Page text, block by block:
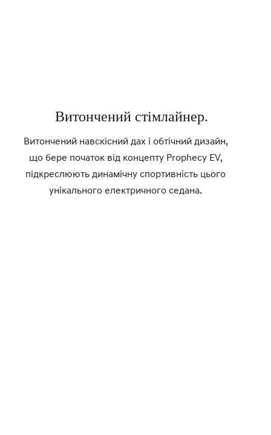
Витончений стімлайнер.
Витончений навскісний дах і обтічний дизайн,
що бере початок від концепту Prophecy EV,
підкреслюють динамічну спортивність цього
унікального електричного седана.